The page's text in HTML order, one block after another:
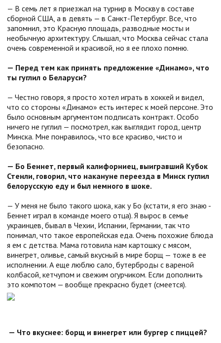
— В семь лет я приезжал на турнир в Москву в составе
сборной США, а в девять — в Санкт-Петербург. Все, что
запомнил, это Красную площадь, разводные мосты и
необычную архитектуру. Слышал, что Москва сейчас стала
очень современной и красивой, но я ее плохо помню.
— Перед тем как принять предложение «Динамо», что
ты гуглил о Беларуси?
— Честно говоря, я просто хотел играть в хоккей и видел,
что со стороны «Динамо» есть интерес к моей персоне. Это
было основным аргументом подписать контракт. Особо
ничего не гуглил — посмотрел, как выглядит город, центр
Минска. Мне понравилось, что все красиво, чисто и
безопасно.
— Бо Беннет, первый калифорниец, выигравший Кубок
Стенли, говорил, что накануне переезда в Минск гуглил
белорусскую еду и был немного в шоке.
— У меня не было такого шока, как у Бо (кстати, я его знаю -
Беннет играл в команде моего отца). Я вырос в семье
украинцев, бывал в Чехии, Испании, Германии, так что
понимал, что такое европейская еда. Очень похожие блюда
я ем с детства. Мама готовила нам картошку с мясом,
винегрет, оливье, самый вкусный в мире борщ — тоже в ее
исполнении. А еще люблю сало, бутерброды с вареной
колбасой, кетчупом и свежим огурчиком. Если дополнить
это компотом — вообще прекрасно будет (смеется).
— Что вкуснее: борщ и винегрет или бургер с пиццей?